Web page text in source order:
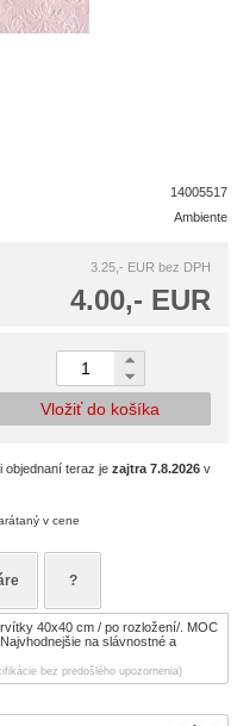
14005517
Ambiente
3.25,- EUR bez DPH
4.00,- EUR
Vložiť do košíka
objednaní teraz je zajtra 7.8.2026 v
v cene
?
40x40 cm / po rozložení/. MOC
na slávnostné a
bez predošlého upozornenia)